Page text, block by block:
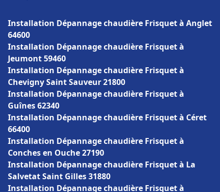
Installation Dépannage chaudière Frisquet à Anglet
64600
Installation Dépannage chaudière Frisquet à
Jeumont 59460
Installation Dépannage chaudière Frisquet à
Chevigny Saint Sauveur 21800
Installation Dépannage chaudière Frisquet à
Guînes 62340
Installation Dépannage chaudière Frisquet à Céret
66400
Installation Dépannage chaudière Frisquet à
Conches en Ouche 27190
Installation Dépannage chaudière Frisquet à La
Salvetat Saint Gilles 31880
Installation Dépannage chaudière Frisquet à